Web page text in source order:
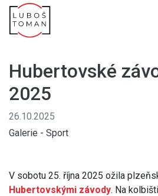
Hubertovské
2025
26.10.2025
Galerie - Sport
V sobotu 25. října 2025 ožila
Hubertovskými závody. Na